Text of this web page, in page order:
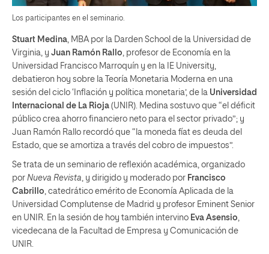
Los participantes en el seminario.
Stuart Medina , MBA por la Darden School de la Universidad de
Virginia, y Juan Ramón Rallo , profesor de Economía en la
Universidad Francisco Marroquín y en la IE University,
debatieron hoy sobre la Teoría Monetaria Moderna en una
sesión del ciclo ‘Inflación y política monetaria’, de la Universidad
Internacional de La Rioja (UNIR). Medina sostuvo que “el déficit
público crea ahorro financiero neto para el sector privado”; y
Juan Ramón Rallo recordó que “la moneda fíat es deuda del
Estado, que se amortiza a través del cobro de impuestos”.
Se trata de un seminario de reflexión académica, organizado
por Nueva Revista , y dirigido y moderado por Francisco
Cabrillo , catedrático emérito de Economía Aplicada de la
Universidad Complutense de Madrid y profesor Eminent Senior
en UNIR. En la sesión de hoy también intervino Eva Asensio
vicedecana de la Facultad de Empresa y Comunicación de
UNIR.